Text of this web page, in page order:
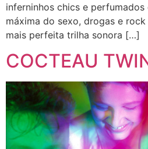
inferninhos chics e
máxima do sexo, drogas e
mais perfeita trilha sonora […]
COCTEAU